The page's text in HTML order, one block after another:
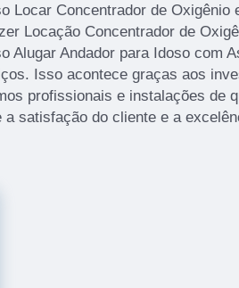
Locar Concentrador de Oxigênio
Locação Concentrador de
Alugar Andador para Idoso com
Isso acontece graças aos
profissionais e instalações de
a satisfação do cliente e a